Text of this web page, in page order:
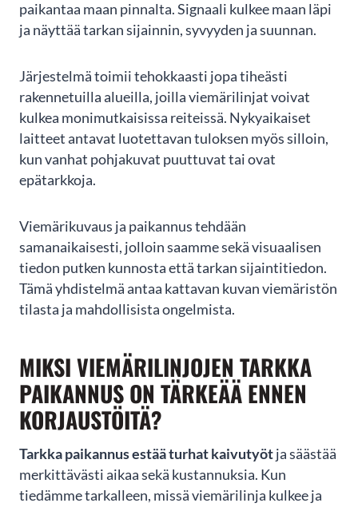
paikantaa maan pinnalta. Signaali kulkee maan läpi
ja näyttää tarkan sijainnin, syvyyden ja suunnan.
Järjestelmä toimii tehokkaasti jopa tiheästi
rakennetuilla alueilla, joilla viemärilinjat voivat
kulkea monimutkaisissa reiteissä. Nykyaikaiset
laitteet antavat luotettavan tuloksen myös silloin,
kun vanhat pohjakuvat puuttuvat tai ovat
epätarkkoja.
Viemärikuvaus ja paikannus tehdään
samanaikaisesti, jolloin saamme sekä visuaalisen
tiedon putken kunnosta että tarkan sijaintitiedon.
Tämä yhdistelmä antaa kattavan kuvan viemäristön
tilasta ja mahdollisista ongelmista.
MIKSI VIEMÄRILINJOJEN TARKKA
PAIKANNUS ON TÄRKEÄÄ ENNEN
KORJAUSTÖITÄ?
Tarkka paikannus estää turhat kaivutyötja säästää
merkittävästi aikaa sekä kustannuksia. Kun
tiedämme tarkalleen, missä viemärilinja kulkee ja
Merja Tarvainen
Kohtuullisen oloisen hinnoittelun ja
ammattimaisen työn lisäksi tekijöillä on
suosituksen PS-Pinnoituksesta, ja valitsimme
heidät suorittamaan omakotitalon viemäreiden
sukituksen. Heidän toiminnastaan jäi
kokonaisuudessaan...
SHOW MORE
Page